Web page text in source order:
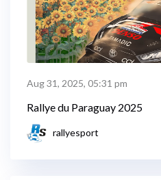
Aug 31, 2025, 05:31 pm
Rallye du Paraguay 2025
rallyesport